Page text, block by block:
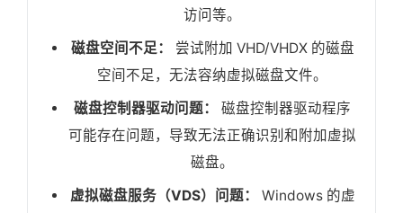
访问等。
磁盘空间不足：
尝试附加 VHD/VHDX 的磁盘
空间不足，无法容纳虚拟磁盘文件。
磁盘控制器驱动问题：
磁盘控制器驱动程序
可能存在问题，导致无法正确识别和附加虚拟
磁盘。
虚拟磁盘服务（VDS）问题：
Windows 的虚